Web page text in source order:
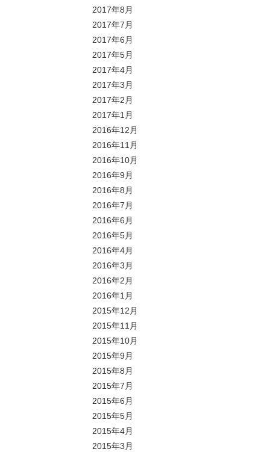
2017年8月
2017年7月
2017年6月
2017年5月
2017年4月
2017年3月
2017年2月
2017年1月
2016年12月
2016年11月
2016年10月
2016年9月
2016年8月
2016年7月
2016年6月
2016年5月
2016年4月
2016年3月
2016年2月
2016年1月
2015年12月
2015年11月
2015年10月
2015年9月
2015年8月
2015年7月
2015年6月
2015年5月
2015年4月
2015年3月